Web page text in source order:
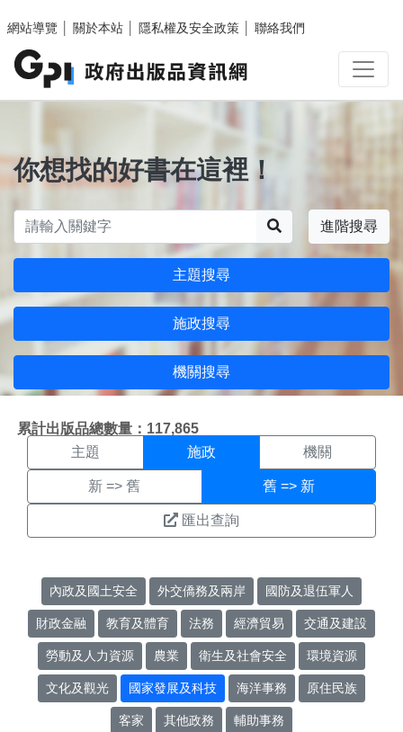
網站導覽
關於本站 隱私權及安全政策 聯絡我們
你想找的好書在這裡！
進階搜尋
主題搜尋
施政搜尋
機關搜尋
累計出版品總數量：117,865
施政搜尋結果頁面
主題 施政 機關
新 => 舊 舊 => 新
匯出查詢
內政及國土安全 外交僑務及兩岸 國防及退伍軍人
財政金融 教育及體育 法務 經濟貿易 交通及建設
勞動及人力資源 農業 衛生及社會安全 環境資源
文化及觀光 國家發展及科技 海洋事務 原住民族
客家 其他政務 輔助事務